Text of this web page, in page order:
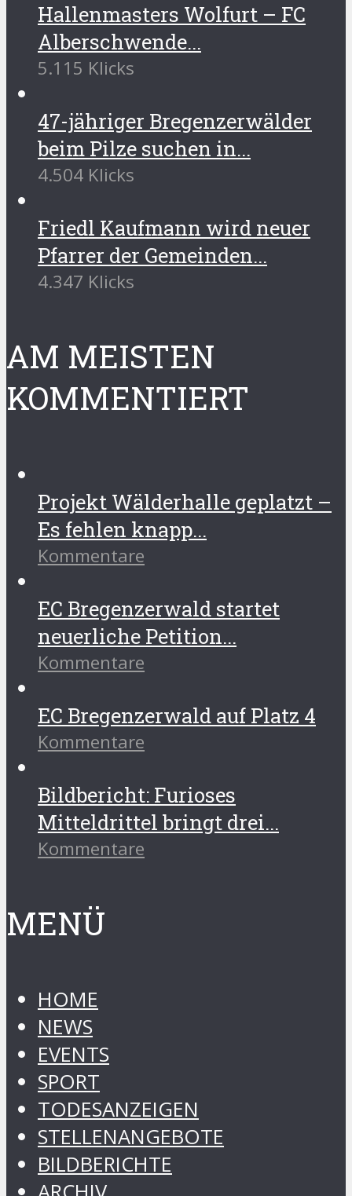
Hallenmasters Wolfurt – FC
Alberschwende...
5.115 Klicks
47-jähriger Bregenzerwälder
beim Pilze suchen in...
4.504 Klicks
Friedl Kaufmann wird neuer
Pfarrer der Gemeinden...
4.347 Klicks
AM MEISTEN
KOMMENTIERT
Projekt Wälderhalle geplatzt –
Es fehlen knapp...
Kommentare
EC Bregenzerwald startet
neuerliche Petition...
Kommentare
EC Bregenzerwald auf Platz 4
Kommentare
Bildbericht: Furioses
Mitteldrittel bringt drei...
Kommentare
MENÜ
HOME
NEWS
EVENTS
SPORT
TODESANZEIGEN
STELLENANGEBOTE
BILDBERICHTE